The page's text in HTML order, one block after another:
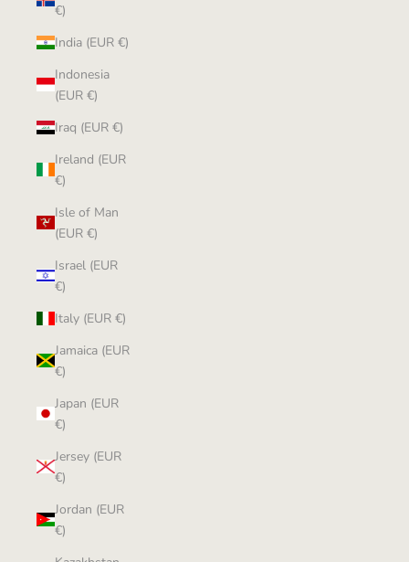
€)
India (EUR €)
Indonesia
(EUR €)
Iraq (EUR €)
Ireland (EUR
€)
Isle of Man
(EUR €)
Israel (EUR
€)
Italy (EUR €)
Jamaica (EUR
€)
Japan (EUR
€)
Jersey (EUR
€)
Jordan (EUR
€)